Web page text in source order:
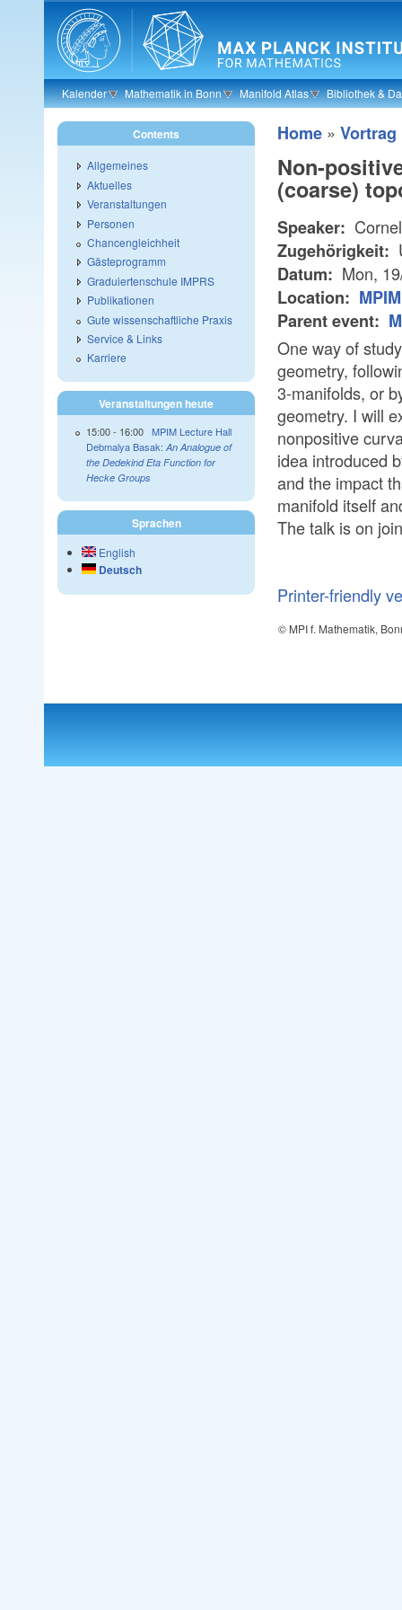
Skip to main content
Kalender Mathematik in Bonn Manifold Atlas Bibliothek &
Home » Vortrag
Non-
(coarse)
Speaker:
Zugehörigkeit:
Datum: Mon,
Location:
Parent event:
One way of
geometry,
3-manifolds, or
geometry. I will
nonpositive
idea introduced
and the impact
manifold itself
The talk is on
Printer-friendly
© MPI f. Mathematik,
Contents
Allgemeines
Aktuelles
Veranstaltungen
Personen
Chancengleichheit
Gästeprogramm
Graduiertenschule IMPRS
Publikationen
Gute wissenschaftliche Praxis
Service & Links
Karriere
Veranstaltungen heute
15:00- 16:00 MPIM Lecture Hall
Debmalya Basak: An Analogue of
the Dedekind Eta Function for
Hecke Groups
Sprachen
English
Deutsch